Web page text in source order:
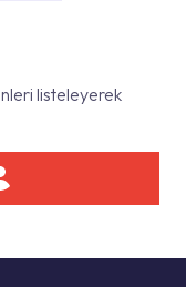
listeleyerek